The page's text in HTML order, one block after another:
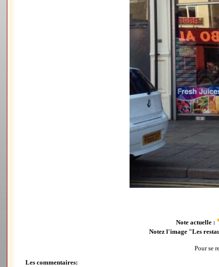
Note actuelle :
Notez l'image "Les
Pour se
Les commentaires: